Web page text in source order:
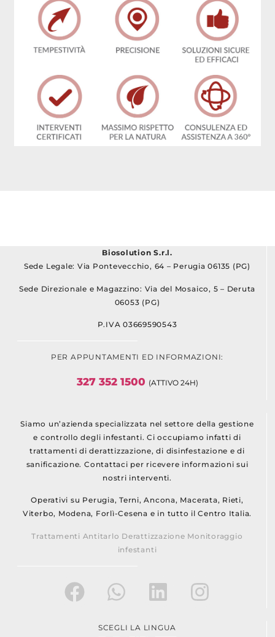
Biosolution S.r.l.
Sede Legale: Via Pontevecchio, 64 – Perugia 06135 (PG)
Sede Direzionale e Magazzino: Via del Mosaico, 5 – Deruta
06053 (PG)
P.IVA 03669590543
PER APPUNTAMENTI ED INFORMAZIONI:
327 352 1500 (ATTIVO 24H)
Siamo un’azienda specializzata nel settore della gestione
e controllo degli infestanti. Ci occupiamo infatti di
trattamenti di derattizzazione, di disinfestazione e di
sanificazione. Contattaci per ricevere informazioni sui
nostri interventi.
Operativi su Perugia, Terni, Ancona, Macerata, Rieti,
Viterbo, Modena, Forlì-Cesena e in tutto il Centro Italia.
Trattamenti Antitarlo Derattizzazione Monitoraggio
infestanti
SCEGLI LA LINGUA